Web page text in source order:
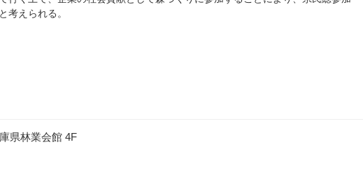
考えられる。
県林業会館 4F